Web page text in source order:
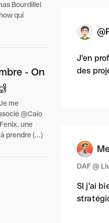
Bourdillel
qui
- On
me
@Caio
une
prendre (...)
J'en
des
DAF @
SI j'ai